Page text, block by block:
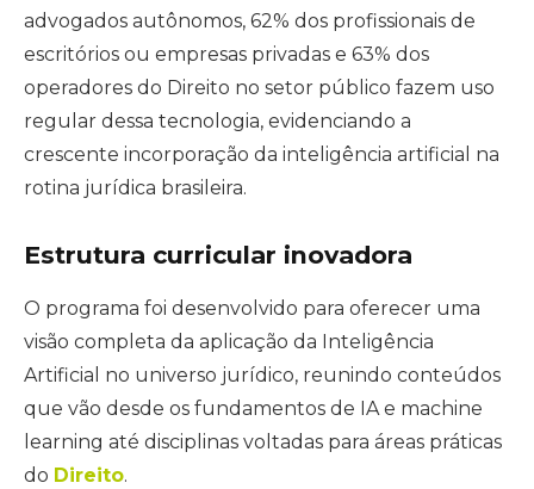
advogados autônomos, 62% dos profissionais de
escritórios ou empresas privadas e 63% dos
operadores do Direito no setor público fazem uso
regular dessa tecnologia, evidenciando a
crescente incorporação da inteligência artificial na
rotina jurídica brasileira.
Estrutura curricular inovadora
O programa foi desenvolvido para oferecer uma
visão completa da aplicação da Inteligência
Artificial no universo jurídico, reunindo conteúdos
que vão desde os fundamentos de IA e machine
learning até disciplinas voltadas para áreas práticas
do Direito.